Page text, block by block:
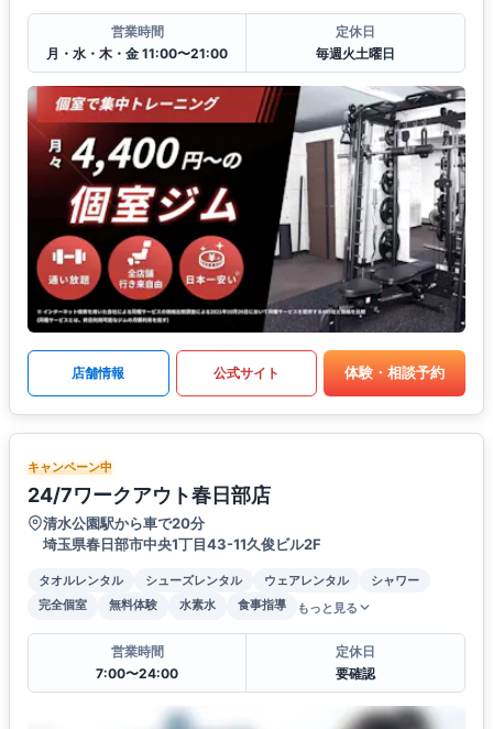
営業時間
月・水・木・金 11:00〜21:00
定休日
毎週火土曜日
店舗情報 公式サイト 体験・相談予約
キャンペーン中
24/7ワークアウト春日部店
清水公園駅から車で20分
埼玉県春日部市中央1丁目43-11久俊ビル2F
タオルレンタル シューズレンタル ウェアレンタル
シャワー
完全個室
無料体験 水素水 食事指導 もっと見る
営業時間
7:00〜24:00
定休日
要確認